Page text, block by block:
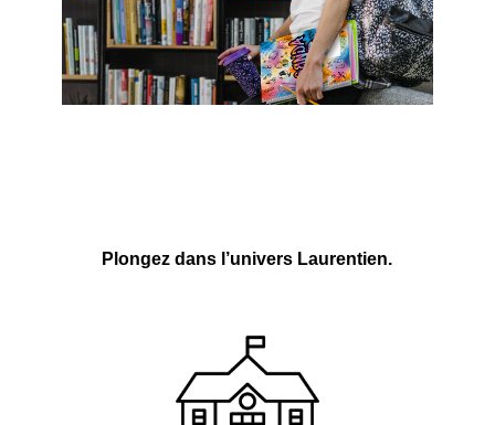
Les agendas scolaires
Laurentien allient
Plongez dans l’univers Laurentien.